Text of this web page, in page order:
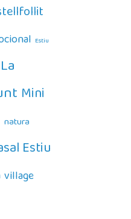
Estiu
La
Mini
natura
Estiu
village